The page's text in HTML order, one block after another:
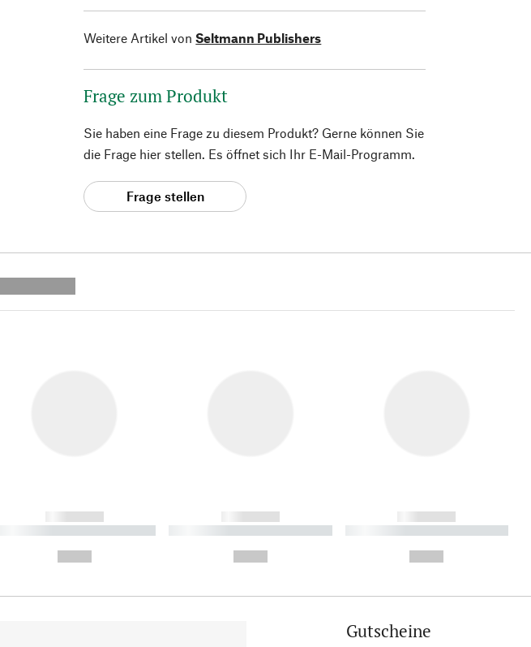
Weitere Artikel von Seltmann Publishers
Frage zum Produkt
Sie haben eine Frage zu diesem Produkt? Gerne können Sie
die Frage hier stellen. Es öffnet sich Ihr E-Mail-Programm.
Frage stellen
------------
----------- ----------- ----------
------------
----------- ----------- ----------
------------
----------- ----------- ----------
Gutscheine